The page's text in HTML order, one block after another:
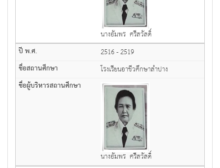
นางอัมพร ศรีสวัสดิ์
2516 - 2519
โรงเรียนอาชีวศึกษาลำปาง
นางอัมพร ศรีสวัสดิ์